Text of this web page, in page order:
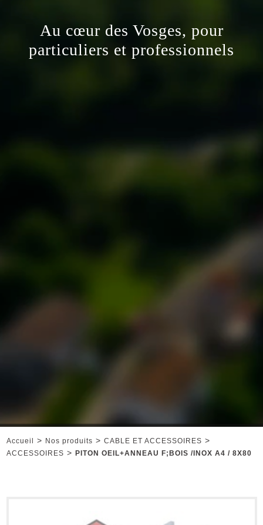
Au cœur des Vosges, pour
particuliers et professionnels
Accueil > Nos produits > CABLE ET ACCESSOIRES >
ACCESSOIRES > PITON OEIL+ANNEAU F;BOIS /INOX A4 / 8X80